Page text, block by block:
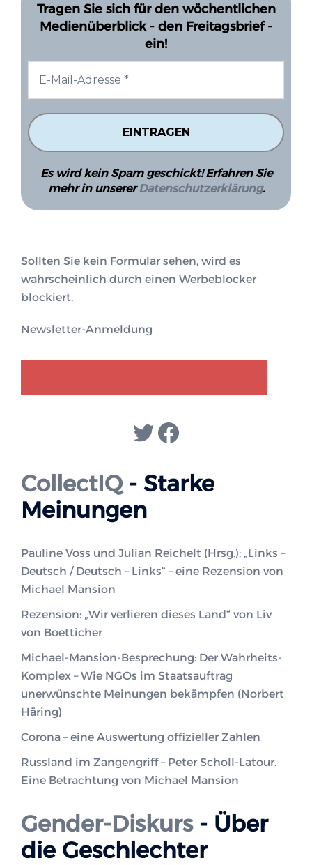
Tragen Sie sich für den wöchentlichen
Medienüberblick - den Freitagsbrief -
ein!
Es wird kein Spam geschickt! Erfahren Sie
mehr in unsererDatenschutzerklärung.
Sollten Sie kein Formular sehen, wird es
wahrscheinlich durch einen Werbeblocker
blockiert.
Newsletter-Anmeldung
Twitter
Facebook
CollectIQ- Starke
Meinungen
Pauline Voss und Julian Reichelt (Hrsg.): „Links –
Deutsch / Deutsch – Links“ – eine Rezension von
Michael Mansion
Rezension: „Wir verlieren dieses Land“ von Liv
von Boetticher
Michael-Mansion-Besprechung: Der Wahrheits-
Komplex – Wie NGOs im Staatsauftrag
unerwünschte Meinungen bekämpfen (Norbert
Häring)
Corona – eine Auswertung offizieller Zahlen
Russland im Zangengriff – Peter Scholl-Latour.
Eine Betrachtung von Michael Mansion
Gender-Diskurs- Über
die Geschlechter